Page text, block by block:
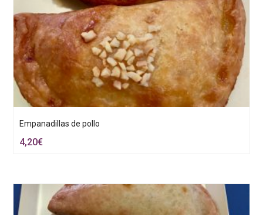
Empanadillas de pollo
4,20€